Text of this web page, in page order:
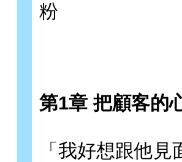
粉
第1章 把顧客的
「我好想跟他